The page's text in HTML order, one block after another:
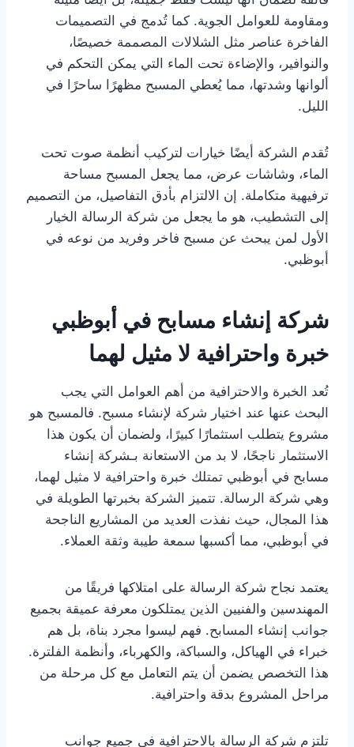
ومقاومة للعوامل الجوية. كما تُدمج في التصميمات
الفاخرة عناصر مثل الشلالات المصممة خصيصًا،
والنوافير، والإضاءة تحت الماء التي يمكن التحكم في
ألوانها وشدتها، مما يُعطي المسبح مظهرًا ساحرًا في
الليل.
تُقدم الشركة أيضًا خيارات لتركيب أنظمة صوت تحت
الماء، وشاشات عرض، مما يجعل المسبح مساحة
ترفيهية متكاملة. إن الالتزام بأدق التفاصيل، من التصميم
إلى التشطيب، هو ما يجعل من شركة الرسالة الخيار
الأول لمن يبحث عن مسبح فاخر وفريد من نوعه في
أبوظبي.
شركة إنشاء مسابح في أبوظبي
خبرة واحترافية لا مثيل لهما
تُعد الخبرة والاحترافية من أهم العوامل التي يجب
البحث عنها عند اختيار شركة لإنشاء مسبح. فالمسبح هو
مشروع يتطلب استثمارًا كبيرًا، ولضمان أن يكون هذا
الاستثمار ناجحًا، لا بد من الاستعانة بـشركة إنشاء
مسابح في أبوظبي تمتلك خبرة واحترافية لا مثيل لهما،
وهي شركة الرسالة. تتميز الشركة بخبرتها الطويلة في
هذا المجال، حيث نفذت العديد من المشاريع الناجحة
في أبوظبي، مما أكسبها سمعة طيبة وثقة العملاء.
يعتمد نجاح شركة الرسالة على امتلاكها فريقًا من
المهندسين والفنيين الذين يمتلكون معرفة عميقة بجميع
جوانب إنشاء المسابح. فهم ليسوا مجرد بناة، بل هم
خبراء في الهياكل، والسباكة، والكهرباء، وأنظمة الفلترة.
هذا التخصص يضمن أن يتم التعامل مع كل مرحلة من
مراحل المشروع بدقة واحترافية.
تلتزم شركة الرسالة بالاحترافية في جميع جوانب